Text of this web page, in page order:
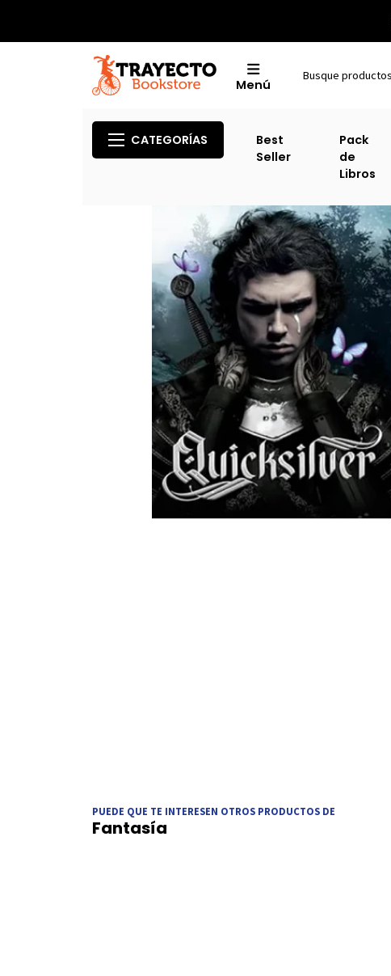
Menú
CATEGORÍAS
Best
Seller
Pack
de
Libros
PUEDE QUE TE INTERESEN OTROS PRODUCTOS DE
Fantasía